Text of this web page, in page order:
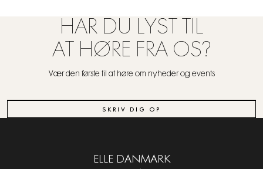
HAR DU LYST TIL
AT HØRE FRA OS?
Vær den første til at høre om nyheder og events
SKRIV DIG OP
ELLE DANMARK